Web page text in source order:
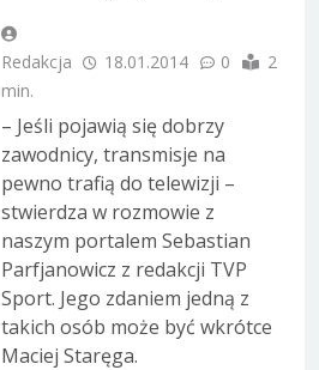
Redakcja 18.01.2014 0
2
min.
– Jeśli pojawią się dobrzy
zawodnicy, transmisje na
pewno trafią do telewizji –
stwierdza w rozmowie z
naszym portalem Sebastian
Parfjanowicz z redakcji TVP
Sport. Jego zdaniem jedną z
takich osób może być wkrótce
Maciej Staręga.